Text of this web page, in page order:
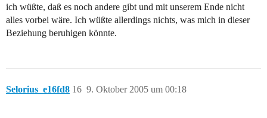
ich wüßte, daß es noch andere gibt und mit unserem Ende nicht
alles vorbei wäre. Ich wüßte allerdings nichts, was mich in dieser
Beziehung beruhigen könnte.
Selorius_e16fd8 9. Oktober 2005 um 00:18
16